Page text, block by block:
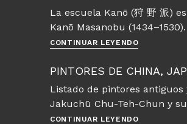
de
interiores
con
a
artistas
La escuela Kanō (狩 野 派)
Kanō Masanobu
CONTINUAR LEYENDOPintura
–
Estilo
de
la
escuela
PINTORES DE CHINA,
Listado de pintores antiguos
Jakuchū Chu-Teh-Chun y
CONTINUAR LEYENDOPintores